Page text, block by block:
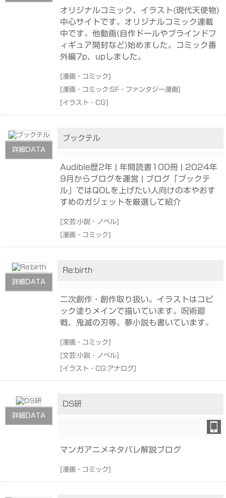
オリジナルコミック、イラスト(現代天使物)
中心サイトです。オリジナルコミック連載
中です。他動画(自作ドールやブラインドフ
ィギュア開封など)始めました。コミック番
外編7p、upしました。
[漫画・コミック]
[漫画・コミック:SF・ファンタジー漫画]
[イラスト・CG]
詳細DATA
ブックテル
Audible歴2年 | 年間読書100冊 | 2024年
9月からブログを運営 | ブログ「ブックテ
ル」ではQOLを上げたい人向けの本やおす
すめのガジェットを厳選して紹介
[文芸:小説・ノベル]
[漫画・コミック]
詳細DATA
Re:birth
二次創作・創作取り扱い。イラストはコピ
ック塗りメインで描いています。呪術廻
戦、鬼滅の刃等。夢小説も書いています。
[漫画・コミック]
[文芸:小説・ノベル]
[イラスト・CG:アナログ]
詳細DATA
DS研
マンガアニメネタバレ解説ブログ
[漫画・コミック]